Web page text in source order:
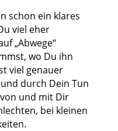
schon ein klares
viel eher
„Abwege“
wo Du ihn
viel genauer
durch Dein Tun
und mit Dir
bei kleinen